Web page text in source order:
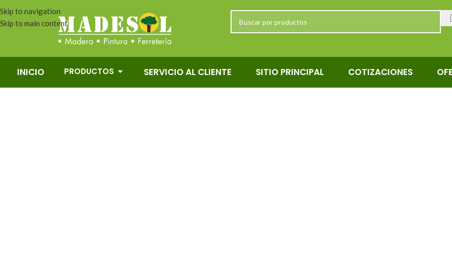
Skip to navigation
Skip to main content
INICIO PRODUCTOS SERVICIO AL CLIENTE SITIO PRINCIPAL COTIZACIONES